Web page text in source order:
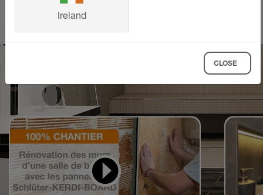
Voir
les vidéos
Ireland
CLOSE